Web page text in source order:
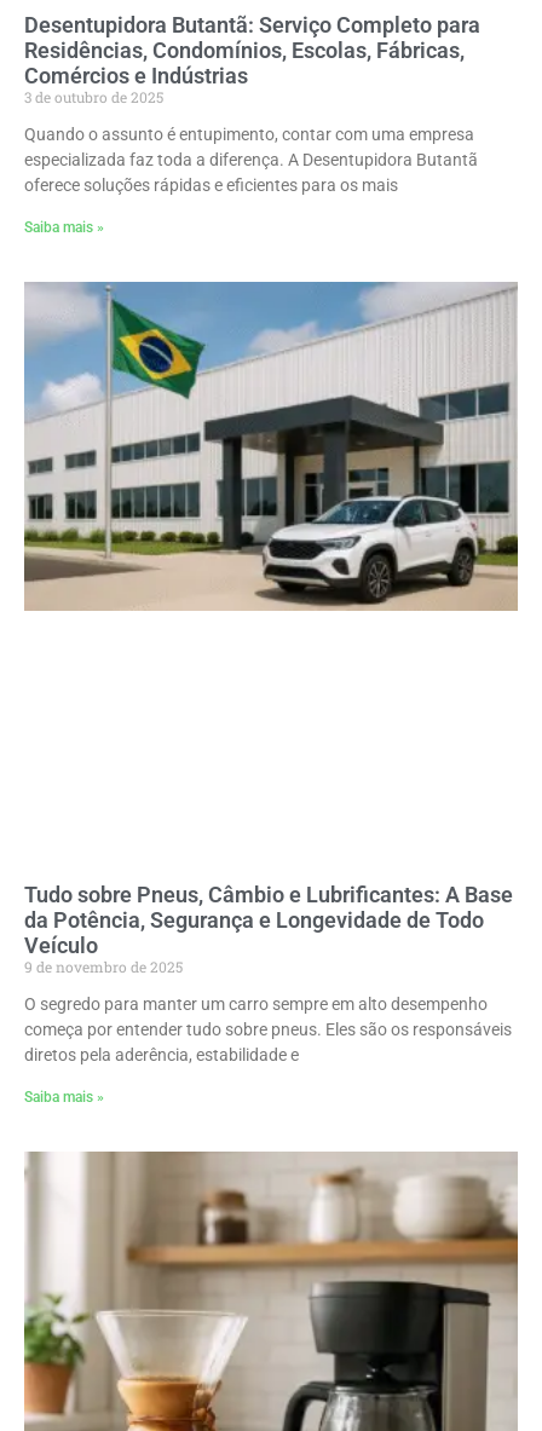
Desentupidora Butantã: Serviço Completo para
Residências, Condomínios, Escolas, Fábricas,
Comércios e Indústrias
3 de outubro de 2025
Quando o assunto é entupimento, contar com uma empresa
especializada faz toda a diferença. A Desentupidora Butantã
oferece soluções rápidas e eficientes para os mais
Saiba mais »
Tudo sobre Pneus, Câmbio e Lubrificantes: A Base
da Potência, Segurança e Longevidade de Todo
Veículo
9 de novembro de 2025
O segredo para manter um carro sempre em alto desempenho
começa por entender tudo sobre pneus. Eles são os responsáveis
diretos pela aderência, estabilidade e
Saiba mais »